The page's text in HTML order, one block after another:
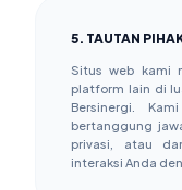
5. TAUTAN
Situs web kami
platform lain di
Bersinergi.
bertanggung
privasi, atau
interaksi Anda